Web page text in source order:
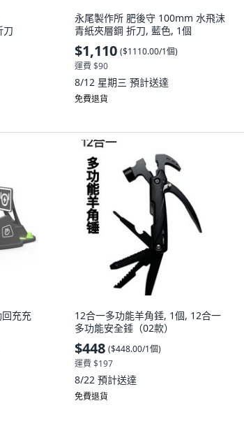
刀
永尾製作所 肥後守 100mm 水飛沫
青紙夾層鋼 折刀, 藍色, 1個
$1,110 ($1110.00/1個)
運費 $90
8/12 星期三 預計送達
免費退貨
充充
12合一多功能羊角錘, 1個, 12合一
多功能安全錘（02款）
$448 ($448.00/1個)
運費 $197
8/22 預計送達
免費退貨